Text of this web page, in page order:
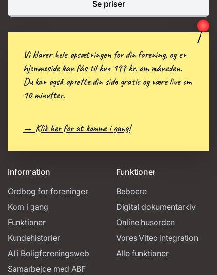
Se priser
Information
Ordbog for foreninger
Kom i gang
Funktioner
Kundehistorier
AI i Boligforeningsweb
Samarbejde med ABF
Funktioner
Beboere
Digital dokumentarkiv
Online husorden
Vores Vitec integration
Alle funktioner
Vi klarer hele opsætningen for din forening, og en
hjemmeside kan fås til kun 199 kr. om måneden.
Du kan også oprette din side gratis og være live om
10 minutter.
→ Klik her for at komme i gang!